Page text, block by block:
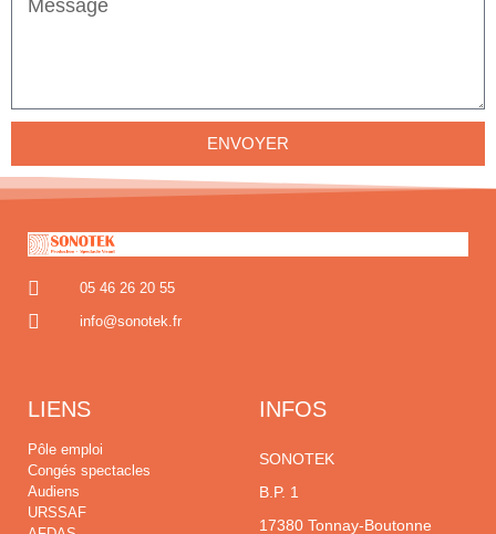
ENVOYER
05 46 26 20 55
info@sonotek.fr
LIENS
Pôle emploi
Congés spectacles
Audiens
URSSAF
INFOS
SONOTEK
B.P. 1
17380 Tonnay-Boutonne